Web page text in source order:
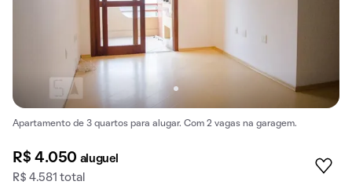
Apartamento de 3 quartos para alugar. Com 2 vagas na garagem.
R$ 4.050 aluguel
R$ 4.581 total